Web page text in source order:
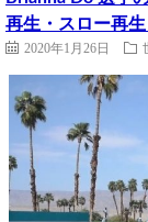
再生・スロー再
2020年1月26日